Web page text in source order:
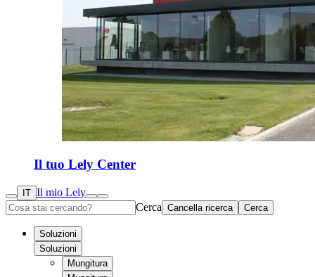
Il tuo Lely Center
IT Il mio Lely
Cerca Cancella ricerca Cerca
Soluzioni
Soluzioni
Mungitura